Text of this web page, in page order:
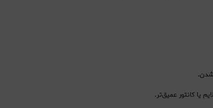
شدن.
یا کانتور عمیق‌تر.